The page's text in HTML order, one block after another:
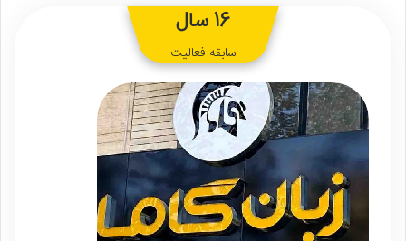
16 سال
سابقه فعالیت